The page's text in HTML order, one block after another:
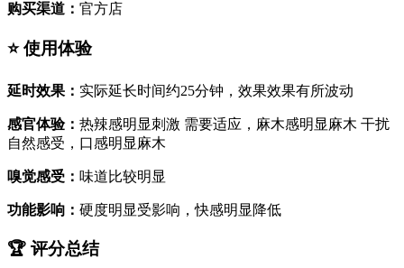
购买渠道： 官方店
⭐ 使用体验
延时效果： 实际延长时间约25分钟，效果效果有所波动
感官体验： 热辣感明显刺激 需要适应，麻木感明显麻木 干扰
自然感受，口感明显麻木
嗅觉感受： 味道比较明显
功能影响： 硬度明显受影响，快感明显降低
🏆 评分总结